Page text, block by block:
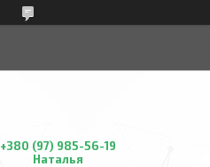
+380 (97) 985-56-19
Наталья